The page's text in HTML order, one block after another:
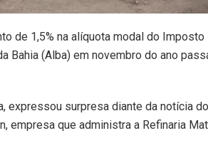
de 1,5% na alíquota modal do
Bahia (Alba) em novembro do ano
expressou surpresa diante da notícia do
empresa que administra a Refinaria